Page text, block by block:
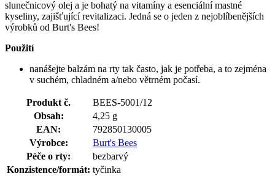
slunečnicový olej a je bohatý na vitamíny a esenciální mastné
kyseliny, zajišťující revitalizaci. Jedná se o jeden z nejoblíbenějších
výrobků od Burt's Bees!
Použití
nanášejte balzám na rty tak často, jak je potřeba, a to zejména
v suchém, chladném a/nebo větrném počasí.
Produkt č.
BEES-5001/12
Obsah:
4,25 g
EAN:
792850130005
Výrobce:
Burt's Bees
Péče o rty:
bezbarvý
Konzistence/formát: tyčinka